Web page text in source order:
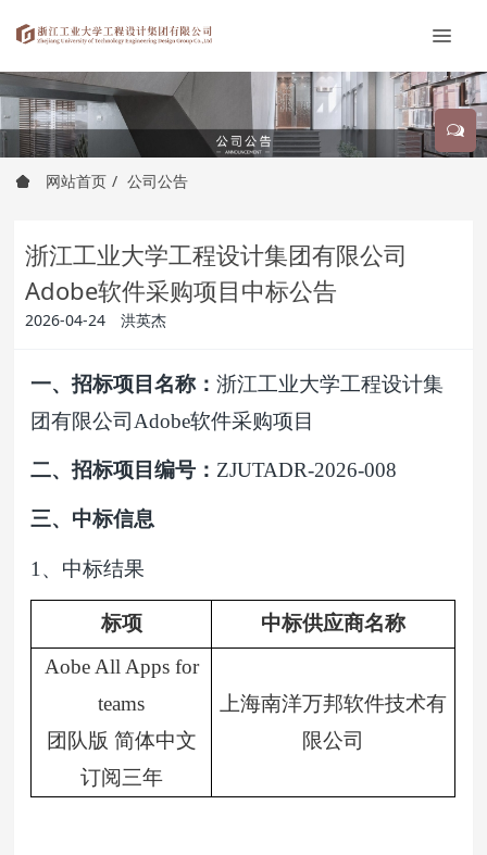
网站首页 公司公告
浙江工业大学工程设计集团有限公司
Adobe软件采购项目中标公告
2026-04-24 洪英杰
一、招标项目名称：浙江工业大学工程设计集
团有限公司Adobe软件采购项目
二、招标项目编号： ZJUTADR-2026-008
三、中标信息
1 、中标结果
标项
中标供应商名称
Aobe All Apps for
teams
团队版 简体中文
订阅三年
上海南洋万邦软件技术有
限公司